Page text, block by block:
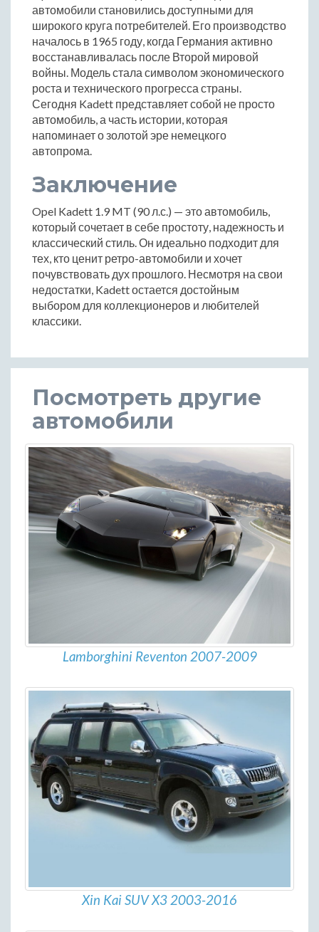
автомобили становились доступными для
широкого круга потребителей. Его производство
началось в 1965 году, когда Германия активно
восстанавливалась после Второй мировой
войны. Модель стала символом экономического
роста и технического прогресса страны.
Сегодня Kadett представляет собой не просто
автомобиль, а часть истории, которая
напоминает о золотой эре немецкого
автопрома.
Заключение
Opel Kadett 1.9 MT (90 л.с.) — это автомобиль,
который сочетает в себе простоту, надежность и
классический стиль. Он идеально подходит для
тех, кто ценит ретро-автомобили и хочет
почувствовать дух прошлого. Несмотря на свои
недостатки, Kadett остается достойным
выбором для коллекционеров и любителей
классики.
Посмотреть другие
автомобили
Lamborghini Reventon 2007-2009
Xin Kai SUV X3 2003-2016